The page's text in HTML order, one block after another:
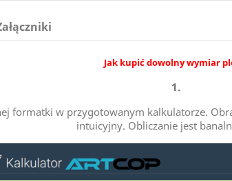
Jak kupić dowolny wymiar
1.
formatki w przygotowanym kalkulatorze.
intuicyjny. Obliczanie jest